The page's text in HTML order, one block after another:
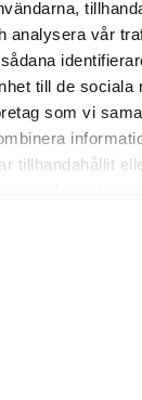
analysera vår
till de sociala
som vi
tillhandahållit
istället när liven
toppen det
tack❣️